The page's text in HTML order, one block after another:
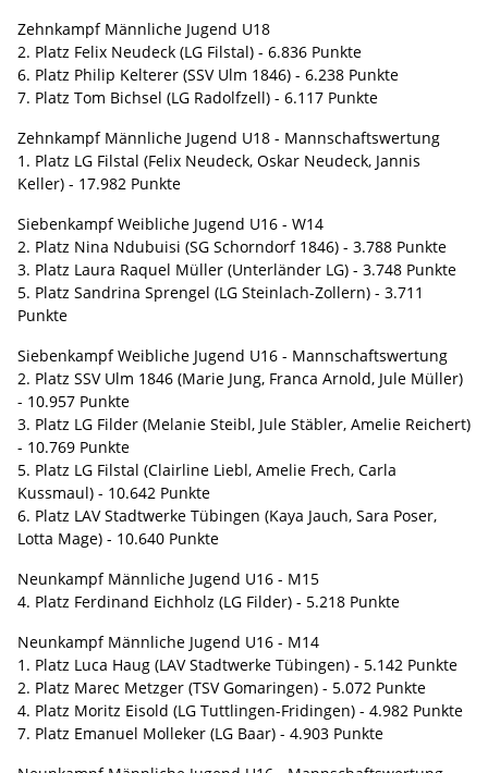
Zehnkampf Männliche Jugend U18
2. Platz Felix Neudeck (LG Filstal) - 6.836 Punkte
6. Platz Philip Kelterer (SSV Ulm 1846) - 6.238 Punkte
7. Platz Tom Bichsel (LG Radolfzell) - 6.117 Punkte
Zehnkampf Männliche Jugend U18 - Mannschaftswertung
1. Platz LG Filstal (Felix Neudeck, Oskar Neudeck, Jannis
Keller) - 17.982 Punkte
Siebenkampf Weibliche Jugend U16 - W14
2. Platz Nina Ndubuisi (SG Schorndorf 1846) - 3.788 Punkte
3. Platz Laura Raquel Müller (Unterländer LG) - 3.748 Punkte
5. Platz Sandrina Sprengel (LG Steinlach-Zollern) - 3.711
Punkte
Siebenkampf Weibliche Jugend U16 - Mannschaftswertung
2. Platz SSV Ulm 1846 (Marie Jung, Franca Arnold, Jule Müller)
- 10.957 Punkte
3. Platz LG Filder (Melanie Steibl, Jule Stäbler, Amelie Reichert)
- 10.769 Punkte
5. Platz LG Filstal (Clairline Liebl, Amelie Frech, Carla
Kussmaul) - 10.642 Punkte
6. Platz LAV Stadtwerke Tübingen (Kaya Jauch, Sara Poser,
Lotta Mage) - 10.640 Punkte
Neunkampf Männliche Jugend U16 - M15
4. Platz Ferdinand Eichholz (LG Filder) - 5.218 Punkte
Neunkampf Männliche Jugend U16 - M14
1. Platz Luca Haug (LAV Stadtwerke Tübingen) - 5.142 Punkte
2. Platz Marec Metzger (TSV Gomaringen) - 5.072 Punkte
4. Platz Moritz Eisold (LG Tuttlingen-Fridingen) - 4.982 Punkte
7. Platz Emanuel Molleker (LG Baar) - 4.903 Punkte